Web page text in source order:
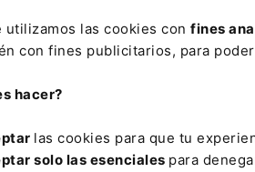
utilizamos las cookies con fines
con fines publicitarios, para
hacer?
las cookies para que tu
solo las esenciales para
de las empresas, que
una facturación de 83,2
respecto al año anterior.
DERECHO LABORAL